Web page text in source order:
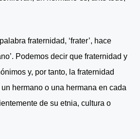
fraternidad, ‘frater’, hace
Podemos decir que fraternidad y
y, por tanto, la fraternidad
hermano o una hermana en cada
de su etnia, cultura o